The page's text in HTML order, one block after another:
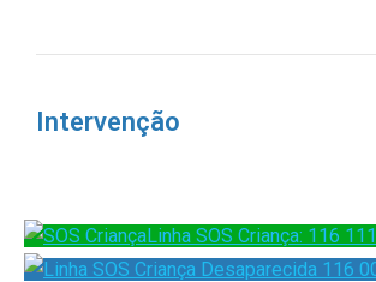
Intervenção
Linha SOS Criança: 116 111